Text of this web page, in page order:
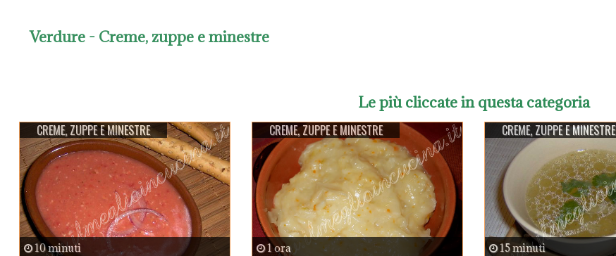
Verdure - Creme, zuppe e minestre
Le più cliccate in questa categoria
CREME, ZUPPE E MINESTRE
10 minuti
CREME, ZUPPE E MINESTRE
1 ora
CREME, ZUPPE E MINESTRE
15 minuti